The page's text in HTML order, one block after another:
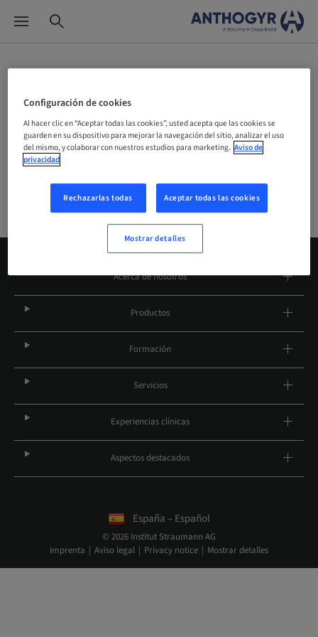
Selector de sitios
Empresa
Acerca de nosotros
Productos
Formación
Servicios
Experiencias clínicas
Aspectos destacados
España – Español
© 2026 Institut Straumann AG
Imprenta
Aviso legal Privacy notice Mostrar detalles
Configuración de cookies
Al hacer clic en “Aceptar todas las cookies”, usted acepta que las cookies se
guarden en su dispositivo para mejorar la navegación del sitio, analizar el uso
del mismo, y colaborar con nuestros estudios para marketing. Aviso de
privacidad
Rechazarlas todas Aceptar todas las cookies
Mostrar detalles